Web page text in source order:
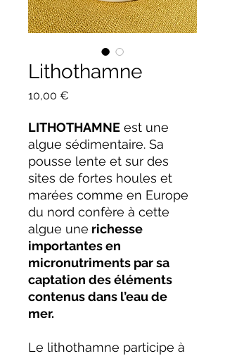
Lithothamne
10,00 €
LITHOTHAMNE est une
algue sédimentaire. Sa
pousse lente et sur des
sites de fortes houles et
marées comme en Europe
du nord confère à cette
algue une richesse
importantes en
micronutriments par sa
captation des éléments
contenus dans l’eau de
mer.
Le lithothamne participe à